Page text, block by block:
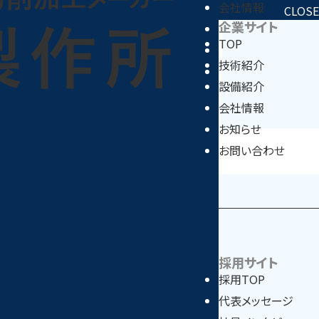
会社情報
お知らせ
採用情報
お問い合わせ
CLOSE
企業サイト
TOP
技術紹介
設備紹介
会社情報
お知らせ
お問い合わせ
採用サイト
採用TOP
代表メッセージ